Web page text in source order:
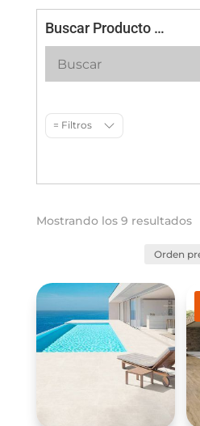
Buscar Producto …
= Filtros
Mostrando los 9 resultados